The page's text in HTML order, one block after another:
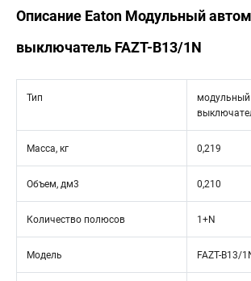
Описание Eaton Модульный
выключатель FAZT-B13/1N
Тип
модульный
Масса, кг 0,219
Объем, дм3 0,210
Количество полюсов 1+N
Модель FAZT-B13/